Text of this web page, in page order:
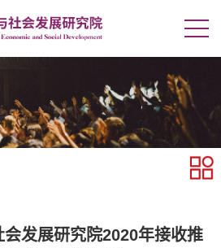
发展研究院2020年接收推